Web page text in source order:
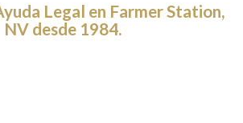
Legal en Farmer Station,
NV desde 1984.